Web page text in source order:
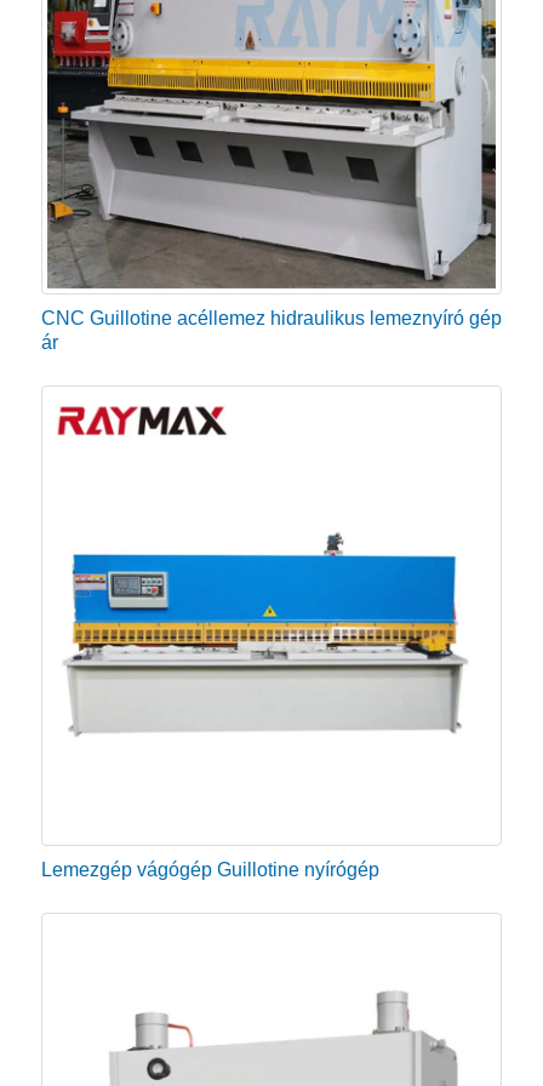
hatékonyságát és megvalósíthatja a válaszfal
nyírásának funkcióját.
Az eladó hidraulikus olló nem igényel sok
karbantartást, mivel a mechanikus modellek és ezért
költséghatékonyak.
A hidraulikus nyírógépek általában kompakt gépek,
ezért kevesebb helyet foglalnak el, annak ellenére,
hogy ugyanolyan nyomást fejtenek ki, mint a
A hidraulikus nyírógép alkalmazásai
fémes anyagok lemezeinek különféle formákra
vágására. Az eladó hidraulikus ollót széles körben
használják különféle fémanyagok közvetlen vágására,
különböző igények szerint. A nyírógépeket az
autóiparban, a nyomdaiparban, az élelmiszer-
feldolgozásban, a mérnöki munkákban, az
építőiparban és számos más ipari szegmensben
használják. Ezenkívül széles körben használják az
acélgyártásban, a hajógyártásban, a
Figyelmeztetés a hidraulikus nyírógép
CNC Guillotine acéllemez hidraulikus lemeznyíró gép
ár
Lemezgép vágógép Guillotine nyírógép